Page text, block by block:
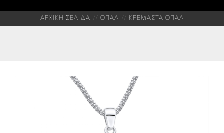
ΑΡΧΙΚΗ ΣΕΛΙΔΑ ΟΠΑΛ ΚΡΕΜΑΣΤΑ ΟΠΑΛ